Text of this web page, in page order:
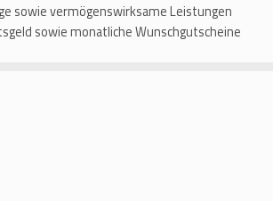
sowie vermögenswirksame Leistungen
sowie monatliche Wunschgutscheine